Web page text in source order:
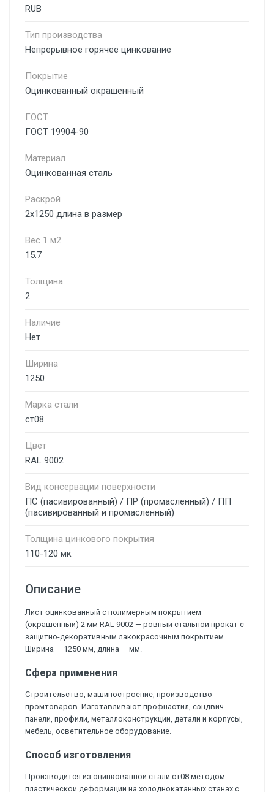
RUB
Тип производства
Непрерывное горячее цинкование
Покрытие
Оцинкованный окрашенный
ГОСТ
ГОСТ 19904-90
Материал
Оцинкованная сталь
Раскрой
2х1250 длина в размер
Вес 1 м2
15.7
Толщина
2
Наличие
Нет
Ширина
1250
Марка стали
ст08
Цвет
RAL 9002
Вид консервации поверхности
ПС (пасивированный) / ПР (промасленный) / ПП
(пасивированный и промасленный)
Толщина цинкового покрытия
110-120 мк
Описание
Лист оцинкованный с полимерным покрытием
(окрашенный) 2 мм RAL 9002 — ровный стальной прокат с
защитно-декоративным лакокрасочным покрытием.
Ширина — 1250 мм, длина — мм.
Сфера применения
Строительство, машиностроение, производство
промтоваров. Изготавливают профнастил, сэндвич-
панели, профили, металлоконструкции, детали и корпусы,
мебель, осветительное оборудование.
Способ изготовления
Производится из оцинкованной стали ст08 методом
пластической деформации на холоднокатанных станах с